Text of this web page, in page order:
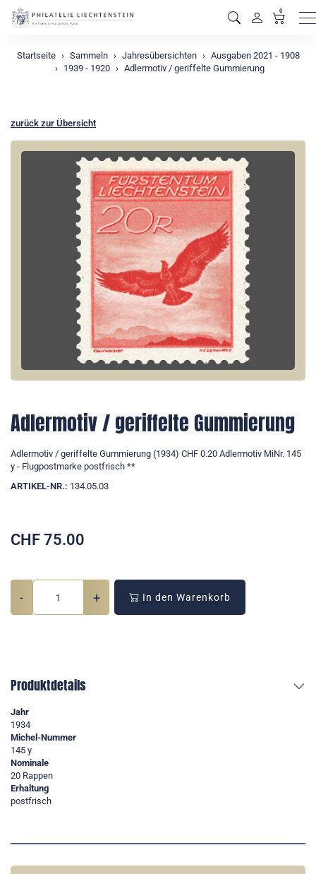
0
Startseite Sammeln Jahresübersichten
Ausgaben 2021 - 1908
1939 - 1920
Adlermotiv / geriffelte Gummierung
zurück zur Übersicht
Adlermotiv / geriffelte Gummierung
Adlermotiv / geriffelte Gummierung (1934) CHF 0.20 Adlermotiv MiNr. 145
y - Flugpostmarke postfrisch **
ARTIKEL-NR.: 134.05.03
CHF 75.00
- + In den Warenkorb
Produktdetails
Jahr
1934
Michel-Nummer
145 y
Nominale
20 Rappen
Erhaltung
postfrisch